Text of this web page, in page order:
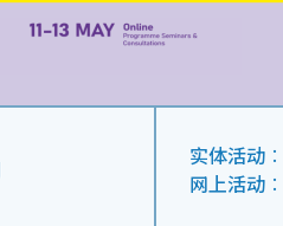
实体活动
网上活动